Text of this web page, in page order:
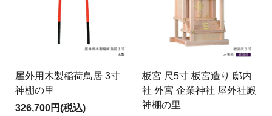
屋外用木製稲荷鳥居 3寸
神棚の里
326,700円(税込)
板宮 尺5寸 板宮造り 邸内
社 外宮 企業神社 屋外社殿
神棚の里